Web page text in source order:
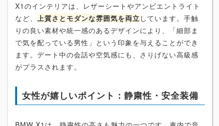
X1のインテリアは、レザーシートやアンビエントライト
など、
上質さとモダンな雰囲気を両立 しています。手触
りの良い素材や統一感のあるデザインにより、「細部ま
で気を配っている男性」という印象を与えることができ
ます。デート中の会話や空気感にも、さりげない高級感
がプラスされます。
女性が嬉しいポイント：静粛性・安全装備